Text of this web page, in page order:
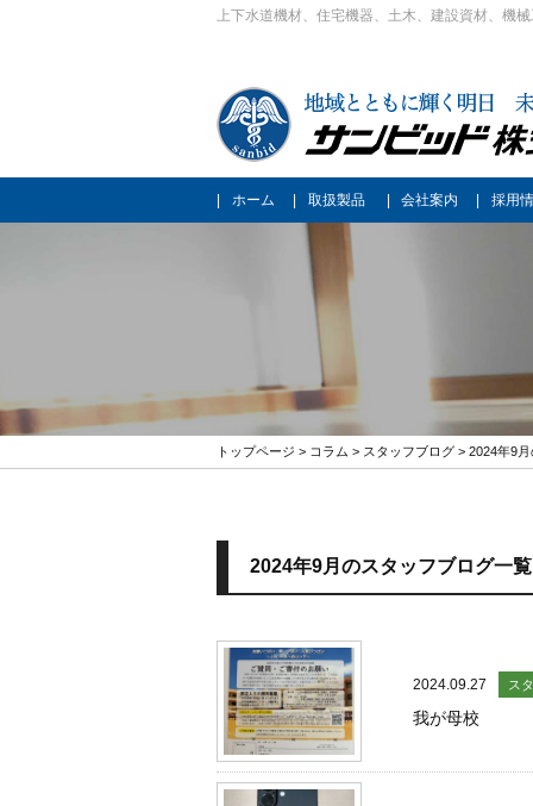
上下水道機材、住宅機器、土木、建設資材、機
ホーム 取扱製品 会社案内 採用
トップページ > コラム > スタッフブログ > 2024年9
2024年9月のスタッフブログ一覧
2024.09.27 ス
我が母校